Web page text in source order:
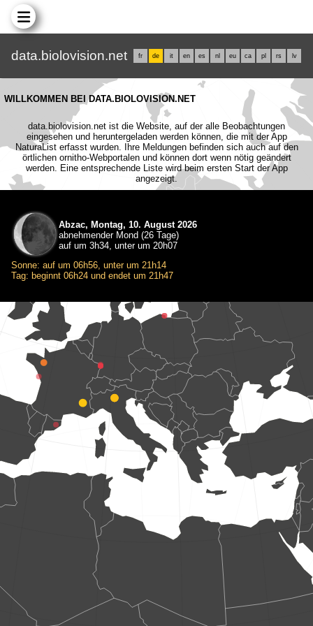
data.biolovision.net fr de it en es nl eu ca pl rs lv
WILLKOMMEN BEI DATA.BIOLOVISION.NET
data.biolovision.net ist die Website, auf der alle Beobachtungen
eingesehen und heruntergeladen werden können, die mit der App
NaturaList erfasst wurden. Ihre Meldungen befinden sich auch auf den
örtlichen ornitho-Webportalen und können dort wenn nötig geändert
werden. Eine entsprechende Liste wird beim ersten Start der App
angezeigt.
Abzac, Montag, 10. August 2026
abnehmender Mond (26 Tage)
auf um 3h34, unter um 20h07
Sonne: auf um 06h56, unter um 21h14
Tag: beginnt 06h24 und endet um 21h47